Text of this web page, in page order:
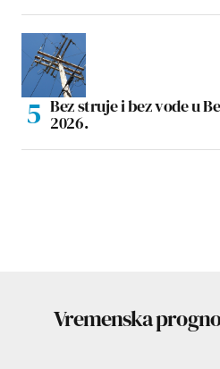
Bez struje i bez vode u
2026.
Vremenska